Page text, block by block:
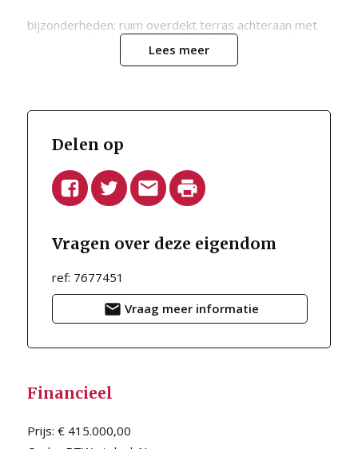
bijzonderheden: ruim overdekt terras achteraan met
een mooie diepte (2.5m) en breedte (6m), gans het
appartement voorzien van mooie parketvloer, een
worden omgevormd naar een gelijkvloers
Mogelijkheid tot aankoop van een afgesloten
garagebox achteraan het gebouw (30.000€)
Lees meer
Delen op
Vragen over deze eigendom
ref: 7677451
Vraag meer informatie
Financieel
Prijs: € 415.000,00